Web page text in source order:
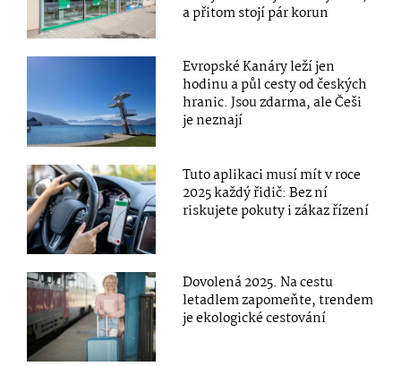
a přitom stojí pár korun
Evropské Kanáry leží jen
hodinu a půl cesty od českých
hranic. Jsou zdarma, ale Češi
je neznají
Tuto aplikaci musí mít v roce
2025 každý řidič: Bez ní
riskujete pokuty i zákaz řízení
Dovolená 2025. Na cestu
letadlem zapomeňte, trendem
je ekologické cestování